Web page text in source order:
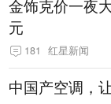
金饰克价一夜
元
181 红星新闻
中国产空调，